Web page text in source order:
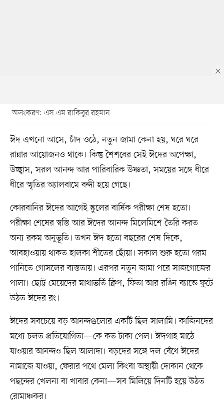
অলংকরণ: এস এম রাকিবুর রহমান
ঈদ এখনো আসে, চাঁদ ওঠে, নতুন জামা কেনা হয়, ঘরে ঘরে
রান্নার আয়োজনও থাকে। কিন্তু শৈশবের সেই ঈদের অপেক্ষা,
উচ্ছ্বাস, সরল আনন্দ আর পারিবারিক উষ্ণতা, সময়ের সঙ্গে ধীরে
ধীরে স্মৃতির অ্যালবামে বন্দী হয়ে গেছে।
কোরবানির ঈদের আগেই স্কুলের বার্ষিক পরীক্ষা শেষ হতো।
পরীক্ষা শেষের স্বস্তি আর ঈদের আনন্দ মিলেমিশে তৈরি করত
অন্য রকম অনুভূতি। তখন ঈদ হতো বছরের শেষ দিকে,
আবহাওয়ায় থাকত হালকা শীতের ছোঁয়া। সকাল শুরু হতো গরম
পানিতে গোসলের ব্যস্ততায়। এরপর নতুন জামা পরে সাজগোজের
পালা। ছোট্ট মেয়েদের মাথাভর্তি ক্লিপ, ফিতা আর রঙিন ব্যান্ডে ফুটে
উঠত ঈদের রং।
ঈদের সবচেয়ে বড় আনন্দগুলোর একটি ছিল সালামি। কাজিনদের
মধ্যে চলত প্রতিযোগিতা—কে কত টাকা পেল। ঈদগাহ মাঠে
যাওয়ার আনন্দও ছিল আলাদা। বড়দের সঙ্গে দল বেঁধে ঈদের
নামাজে যাওয়া, ফেরার পথে মেলা কিংবা অস্থায়ী দোকান থেকে
পছন্দের খেলনা বা খাবার কেনা—সব মিলিয়ে দিনটি হয়ে উঠত
রোমাঞ্চকর।